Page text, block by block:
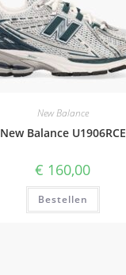
New Balance
New Balance U1906RCE
€ 160,00
Bestellen